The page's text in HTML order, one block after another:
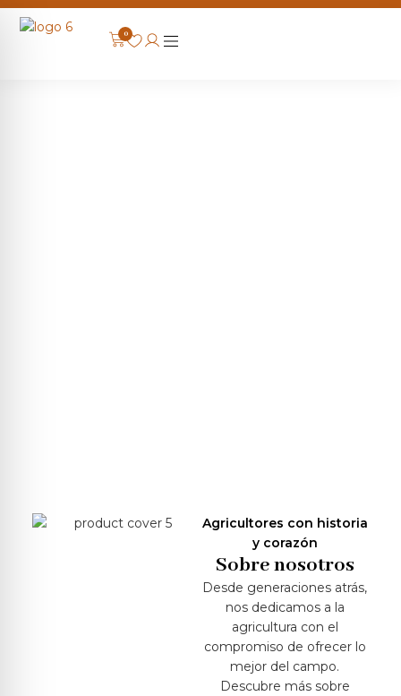
0
Agricultores con historia
y corazón
Sobre nosotros
Desde generaciones atrás,
nos dedicamos a la
agricultura con el
compromiso de ofrecer lo
mejor del campo.
Descubre más sobre